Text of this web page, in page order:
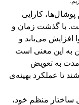
کارایی
با گذشت زمان و
افزایش می‌یابد و
به این معنی است
به تعویض
تا عملکرد بهینه‌ی
ساختار منظم خود،